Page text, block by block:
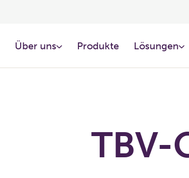
Über uns Produkte Lösungen
TBV-